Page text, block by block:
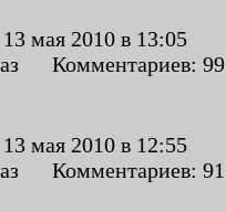
мая 2010 в 13:05
Комментариев: 99
мая 2010 в 12:55
Комментариев: 91